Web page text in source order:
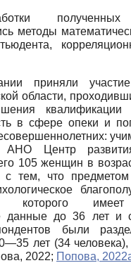
полученных
методы
приняли
области,
квалификации
в сфере опеки и
АНО Центр
105 женщин в
с тем, что предметом
которого
данные до 36 лет и
были
лет (34
2022; Попова,